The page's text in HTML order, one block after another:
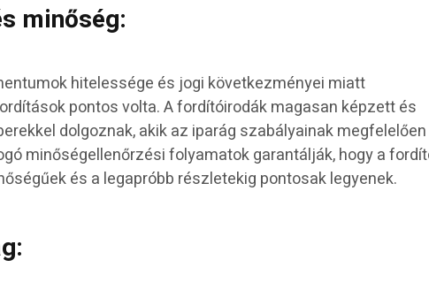
minőség:
hitelessége és jogi következményei miatt
pontos volta. A fordítóirodák magasan képzett és
dolgoznak, akik az iparág szabályainak
minőségellenőrzési folyamatok garantálják, hogy a
és a legapróbb részletekig pontosak legyenek.